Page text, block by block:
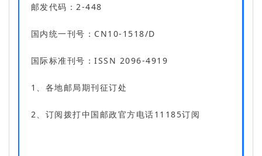
邮发代码： 2-448
国内统一刊号：CN10-1518/D
国际标准刊号：ISSN 2096-4919
1、各地邮局期刊征订处
2、订阅拨打中国邮政官方电话11185订阅